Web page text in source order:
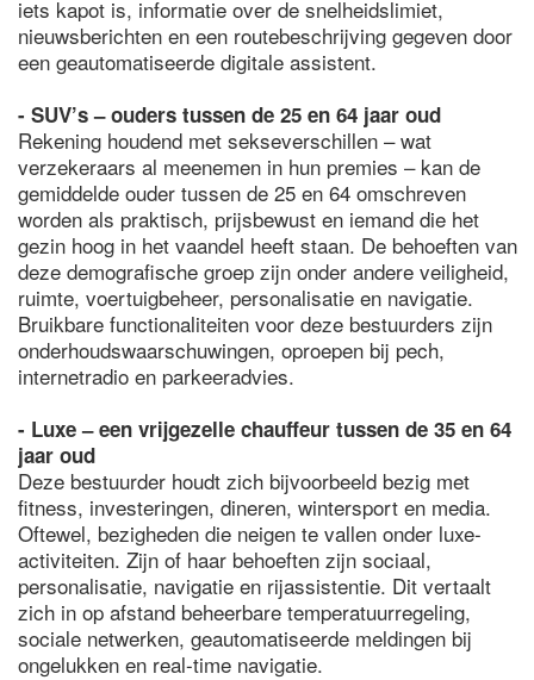
iets kapot is, informatie over de snelheidslimiet,
nieuwsberichten en een routebeschrijving gegeven door
een geautomatiseerde digitale assistent.
- SUV’s – ouders tussen de 25 en 64 jaar oud
Rekening houdend met sekseverschillen – wat
verzekeraars al meenemen in hun premies – kan de
gemiddelde ouder tussen de 25 en 64 omschreven
worden als praktisch, prijsbewust en iemand die het
gezin hoog in het vaandel heeft staan. De behoeften van
deze demografische groep zijn onder andere veiligheid,
ruimte, voertuigbeheer, personalisatie en navigatie.
Bruikbare functionaliteiten voor deze bestuurders zijn
onderhoudswaarschuwingen, oproepen bij pech,
internetradio en parkeeradvies.
- Luxe – een vrijgezelle chauffeur tussen de 35 en 64
jaar oud
Deze bestuurder houdt zich bijvoorbeeld bezig met
fitness, investeringen, dineren, wintersport en media.
Oftewel, bezigheden die neigen te vallen onder luxe-
activiteiten. Zijn of haar behoeften zijn sociaal,
personalisatie, navigatie en rijassistentie. Dit vertaalt
zich in op afstand beheerbare temperatuurregeling,
sociale netwerken, geautomatiseerde meldingen bij
ongelukken en real-time navigatie.